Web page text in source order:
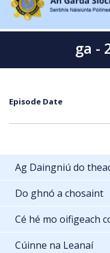
ga -
Episode Date
Ag Daingniú do
Do ghnó a chosaint
Cé hé mo oifigeach
Cúinne na Leanaí